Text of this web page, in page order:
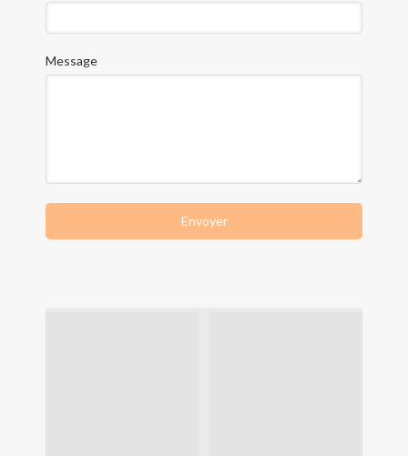
Message
Envoyer